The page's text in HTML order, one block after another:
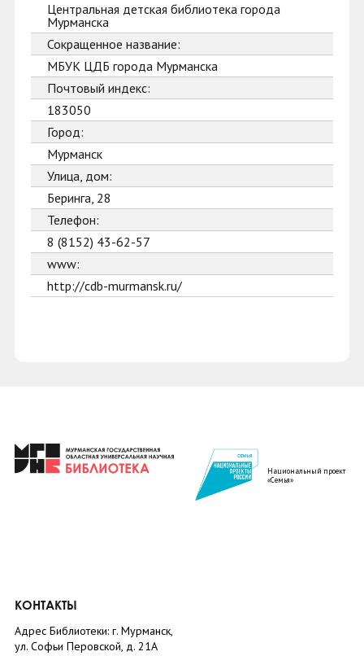
Центральная детская библиотека города
Мурманска
Сокращенное название:
МБУК ЦДБ города Мурманска
Почтовый индекс:
183050
Город:
Мурманск
Улица, дом:
Беринга, 28
Телефон:
8 (8152) 43-62-57
www:
http://cdb-murmansk.ru/
Национальный проект
«Семья»
КОНТАКТЫ
Адрес Библиотеки: г. Мурманск,
ул. Софьи Перовской, д. 21А